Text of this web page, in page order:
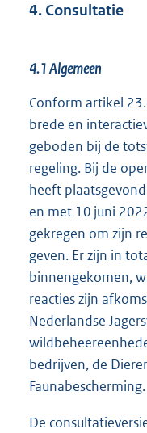
4. Consultatie
4.1 Algemeen
Conform artikel
brede en
geboden bij de
regeling. Bij de
heeft
en met 10 juni
gekregen om zijn
geven. Er zijn in
binnengekomen,
reacties zijn
Nederlandse
bedrijven, de
Faunabescherming.
De